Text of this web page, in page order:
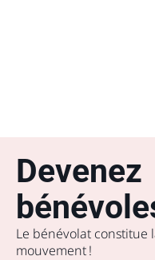
Devenez
Le bénévolat constitue
mouvement !